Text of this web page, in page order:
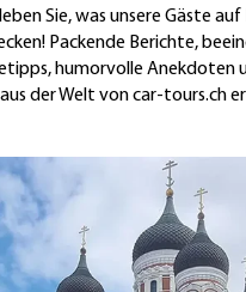
Sie, was unsere Gäste
Packende Berichte,
humorvolle Anekdoten
der Welt von car-tours.ch